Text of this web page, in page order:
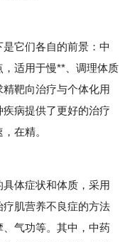
它们各自的前景：中
适用于慢**、调理体质
靶向治疗与个体化用
病提供了更好的治疗
在精。
体症状和体质，采用
肌营养不良症的方法
气功等。其中，中药